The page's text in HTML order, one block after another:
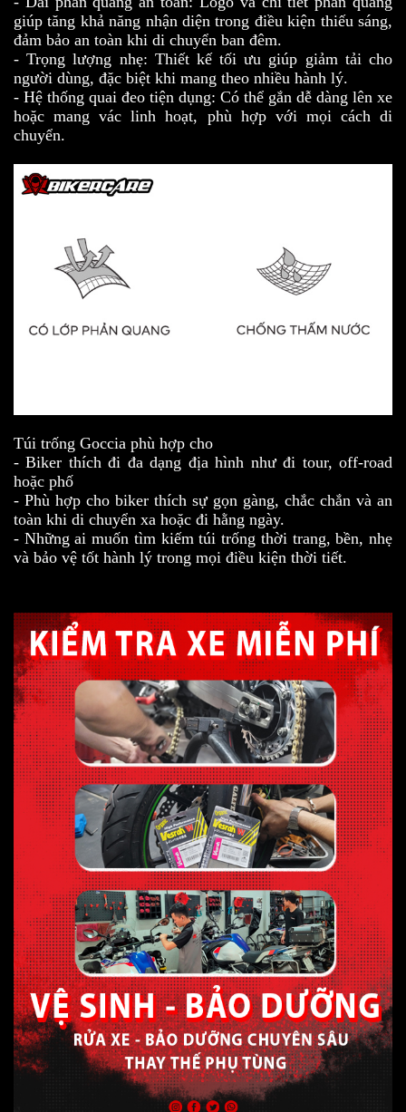
giúp tăng khả năng nhận diện trong điều kiện thiếu sáng,
đảm bảo an toàn khi di chuyển ban đêm.
- Trọng lượng nhẹ: Thiết kế tối ưu giúp giảm tải cho
người dùng, đặc biệt khi mang theo nhiều hành lý.
- Hệ thống quai đeo tiện dụng: Có thể gắn dễ dàng lên xe
hoặc mang vác linh hoạt, phù hợp với mọi cách di
chuyển.
Túi trống Goccia phù hợp cho
- Biker thích đi đa dạng địa hình như đi tour, off-road
hoặc phố
- Phù hợp cho biker thích sự gọn gàng, chắc chắn và an
toàn khi di chuyển xa hoặc đi hằng ngày.
- Những ai muốn tìm kiếm túi trống thời trang, bền, nhẹ
và bảo vệ tốt hành lý trong mọi điều kiện thời tiết.